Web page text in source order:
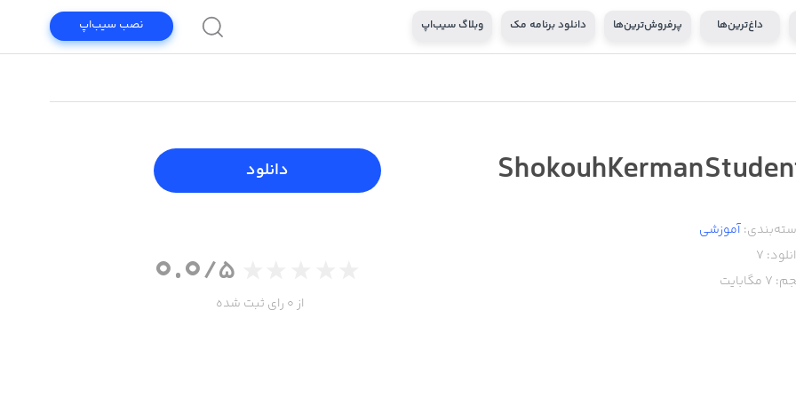
داغ‌ترین‌ها پرفروش‌ترین‌ها دانلود برنامه مک وبلاگ سیب‌اپ نصب سیب‌اپ
آموزشی
7
7 مگابایت
دانلود
0.0/5
از 0 رای ثبت شده